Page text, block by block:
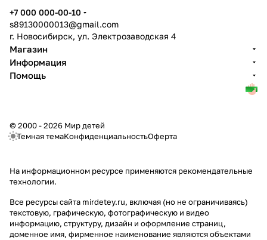
+7 000 000-00-10
s89130000013@gmail.com
г. Новосибирск, ул. Электрозаводская 4
Магазин
Информация
Помощь
© 2000 - 2026 Мир детей
Темная темаКонфиденциальностьОферта
На информационном ресурсе применяются рекомендательные
технологии.
Все ресурсы сайта mirdetey.ru, включая (но не ограничиваясь)
текстовую, графическую, фотографическую и видео
информацию, структуру, дизайн и оформление страниц,
доменное имя, фирменное наименование являются объектами